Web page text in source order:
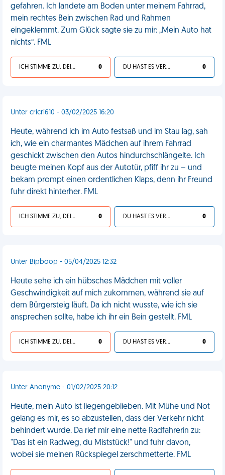
gefahren. Ich landete am Boden unter meinem Fahrrad,
mein rechtes Bein zwischen Rad und Rahmen
eingeklemmt. Zum Glück sagte sie zu mir: „Mein Auto hat
nichts“. FML
ICH STIMME ZU, DEIN LEBEN IST SCHEISSE 0 DU HAST ES VERDIENT 0
Unter cricri610 - 03/02/2025 16:20
Heute, während ich im Auto festsaß und im Stau lag, sah
ich, wie ein charmantes Mädchen auf ihrem Fahrrad
geschickt zwischen den Autos hindurchschlängelte. Ich
beugte meinen Kopf aus der Autotür, pfiff ihr zu – und
bekam prompt einen ordentlichen Klaps, denn ihr Freund
fuhr direkt hinterher. FML
ICH STIMME ZU, DEIN LEBEN IST SCHEISSE 0 DU HAST ES VERDIENT 0
Unter Bipboop - 05/04/2025 12:32
Heute sehe ich ein hübsches Mädchen mit voller
Geschwindigkeit auf mich zukommen, während sie auf
dem Bürgersteig läuft. Da ich nicht wusste, wie ich sie
ansprechen sollte, habe ich ihr ein Bein gestellt. FML
ICH STIMME ZU, DEIN LEBEN IST SCHEISSE 0 DU HAST ES VERDIENT 0
Unter Anonyme - 01/02/2025 20:12
Heute, mein Auto ist liegengeblieben. Mit Mühe und Not
gelang es mir, es so abzustellen, dass der Verkehr nicht
behindert wurde. Da rief mir eine nette Radfahrerin zu:
"Das ist ein Radweg, du Miststück!" und fuhr davon,
wobei sie meinen Rückspiegel zerschmetterte. FML